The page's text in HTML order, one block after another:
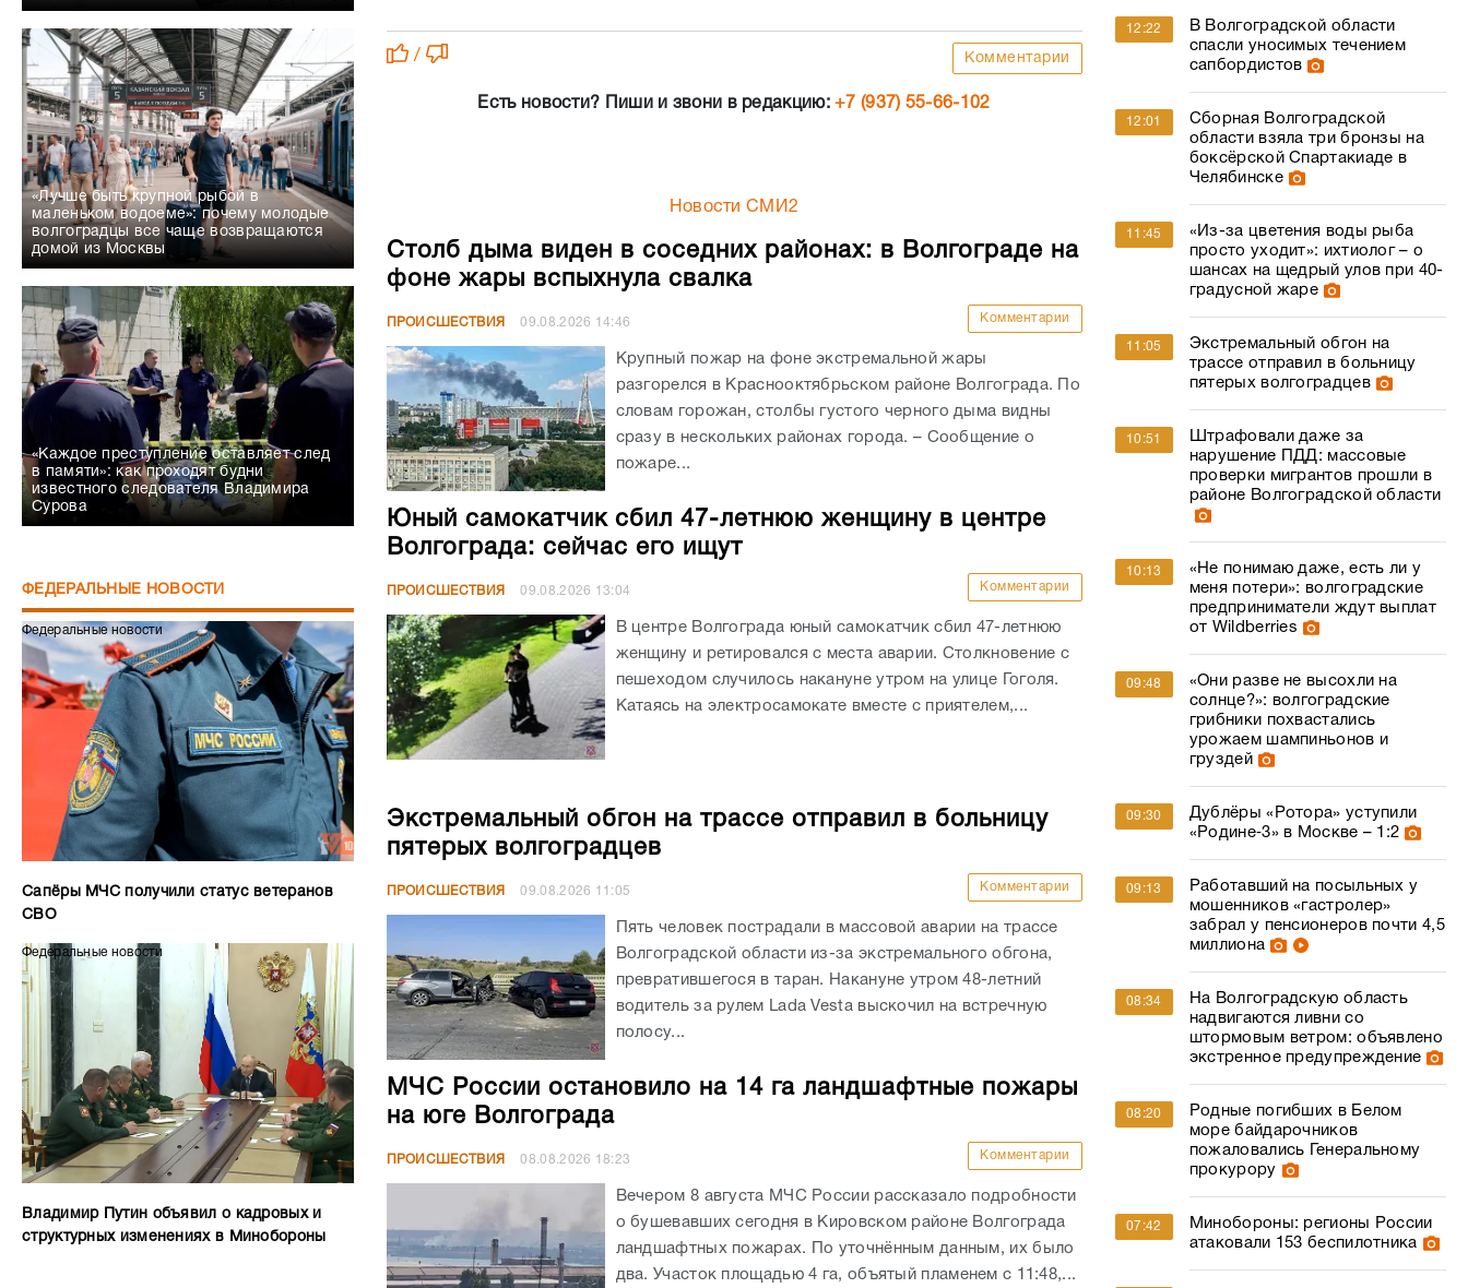
«Лучше быть крупной рыбой в
маленьком водоеме»: почему молодые
волгоградцы все чаще возвращаются
домой из Москвы
«Каждое преступление оставляет след
в памяти»: как проходят будни
известного следователя Владимира
Сурова
ФЕДЕРАЛЬНЫЕ НОВОСТИ
Федеральные новости
Сапёры МЧС получили статус ветеранов
СВО
Федеральные новости
Владимир Путин объявил о кадровых и
структурных изменениях в Минобороны
/ Комментарии
Есть новости? Пиши и звони в редакцию:+7 (937) 55-66-102
Новости СМИ2
Столб дыма виден в соседних районах: в Волгограде на
фоне жары вспыхнула свалка
ПРОИСШЕСТВИЯ 09.08.2026 14:46 Комментарии
Крупный пожар на фоне экстремальной жары
разгорелся в Краснооктябрьском районе Волгограда. По
словам горожан, столбы густого черного дыма видны
сразу в нескольких районах города. – Сообщение о
пожаре...
Юный самокатчик сбил 47-летнюю женщину в центре
Волгограда: сейчас его ищут
ПРОИСШЕСТВИЯ 09.08.2026 13:04 Комментарии
В центре Волгограда юный самокатчик сбил 47-летнюю
женщину и ретировался с места аварии. Столкновение с
пешеходом случилось накануне утром на улице Гоголя.
Катаясь на электросамокате вместе с приятелем,...
Экстремальный обгон на трассе отправил в больницу
пятерых волгоградцев
ПРОИСШЕСТВИЯ 09.08.2026 11:05 Комментарии
Пять человек пострадали в массовой аварии на трассе
Волгоградской области из-за экстремального обгона,
превратившегося в таран. Накануне утром 48-летний
водитель за рулем Lada Vesta выскочил на встречную
полосу...
МЧС России остановило на 14 га ландшафтные пожары
на юге Волгограда
ПРОИСШЕСТВИЯ 08.08.2026 18:23 Комментарии
Вечером 8 августа МЧС России рассказало подробности
о бушевавших сегодня в Кировском районе Волгограда
ландшафтных пожарах. По уточнённым данным, их было
два. Участок площадью 4 га, объятый пламенем с 11:48,...
12:22
В Волгоградской области
спасли уносимых течением
сапбордистов
12:01
Сборная Волгоградской
области взяла три бронзы на
боксёрской Спартакиаде в
Челябинске
11:45
«Из-за цветения воды рыба
просто уходит»: ихтиолог – о
шансах на щедрый улов при 40-
градусной жаре
11:05
Экстремальный обгон на
трассе отправил в больницу
пятерых волгоградцев
10:51
Штрафовали даже за
нарушение ПДД: массовые
проверки мигрантов прошли в
районе Волгоградской области
10:13
«Не понимаю даже, есть ли у
меня потери»: волгоградские
предприниматели ждут выплат
от Wildberries
09:48
«Они разве не высохли на
солнце?»: волгоградские
грибники похвастались
урожаем шампиньонов и
груздей
09:30
Дублёры «Ротора» уступили
«Родине‑3» в Москве – 1:2
09:13
Работавший на посыльных у
мошенников «гастролер»
забрал у пенсионеров почти 4,5
миллиона
08:34
На Волгоградскую область
надвигаются ливни со
штормовым ветром: объявлено
экстренное предупреждение
08:20
Родные погибших в Белом
море байдарочников
пожаловались Генеральному
прокурору
07:42
Минобороны: регионы России
атаковали 153 беспилотника